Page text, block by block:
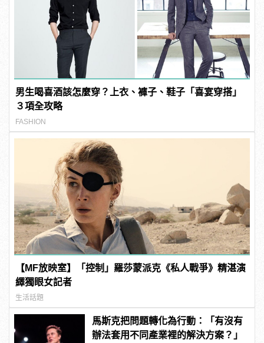
男生喝喜酒該怎麼穿？上衣、褲子、鞋子「喜宴穿搭」
３項全攻略
FASHION
【MF放映室】「控制」羅莎蒙派克《私人戰爭》精湛演
繹獨眼女記者
生活話題
馬斯克把問題轉化為行動：「有沒有
辦法套用不同產業裡的解決方案？」